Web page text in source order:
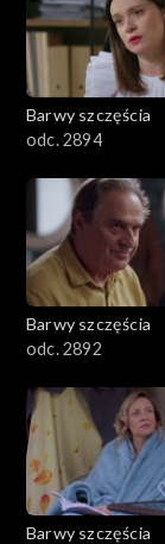
2101–2200
2001–2100
1801–1900
1701–1800
1601–1700
1501–1600
1401–1500
1301–1400
Barwy szczęścia
odc. 2894
Barwy szczęścia
odc. 2892
Barwy szczęścia